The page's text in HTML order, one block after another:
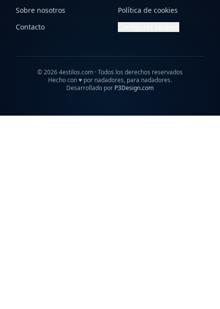
Sobre nosotros
Contacto
Política de cookies
©20264estilos.com · Todos los derechos reservados
Hecho con♥ por nadadores, para nadadores.
Desarrollado por P3Design.com